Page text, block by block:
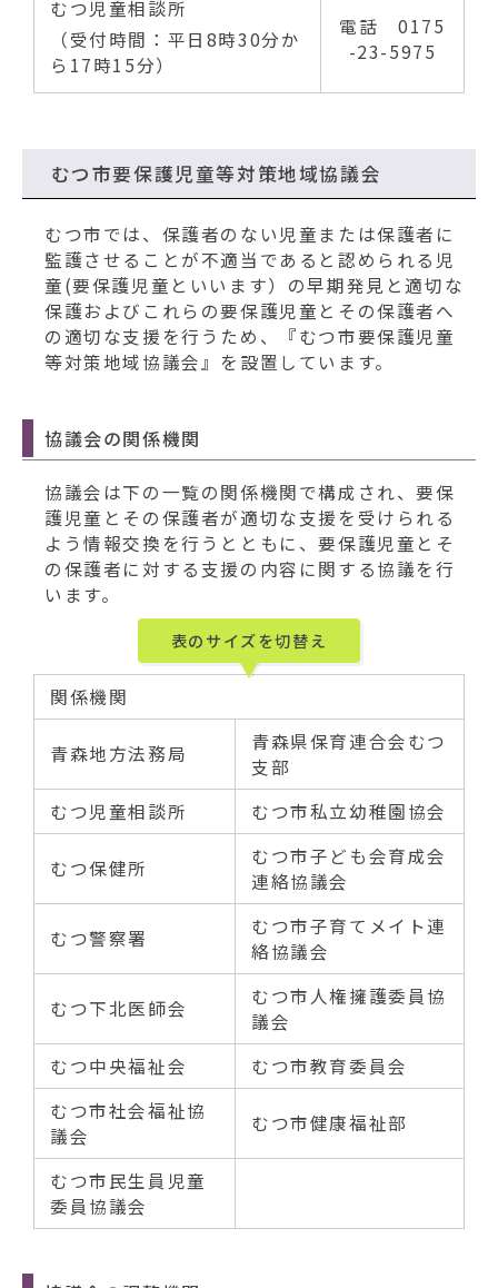
むつ児童相談所
（受付時間：平日8時30分か
ら17時15分）
電話 0175
-23-5975
むつ市要保護児童等対策地域協議会
むつ市では、保護者のない児童または保護者に
監護させることが不適当であると認められる児
童(要保護児童といいます）の早期発見と適切な
保護およびこれらの要保護児童とその保護者へ
の適切な支援を行うため、『むつ市要保護児童
等対策地域協議会』を設置しています。
協議会の関係機関
協議会は下の一覧の関係機関で構成され、要保
護児童とその保護者が適切な支援を受けられる
よう情報交換を行うとともに、要保護児童とそ
の保護者に対する支援の内容に関する協議を行
います。
表のサイズを切替え
関係機関
青森地方法務局
青森県保育連合会むつ
支部
むつ児童相談所
むつ市私立幼稚園協会
むつ保健所
むつ市子ども会育成会
連絡協議会
むつ警察署
むつ市子育てメイト連
絡協議会
むつ下北医師会
むつ市人権擁護委員協
議会
むつ中央福祉会
むつ市教育委員会
むつ市社会福祉協
議会
むつ市健康福祉部
むつ市民生員児童
委員協議会